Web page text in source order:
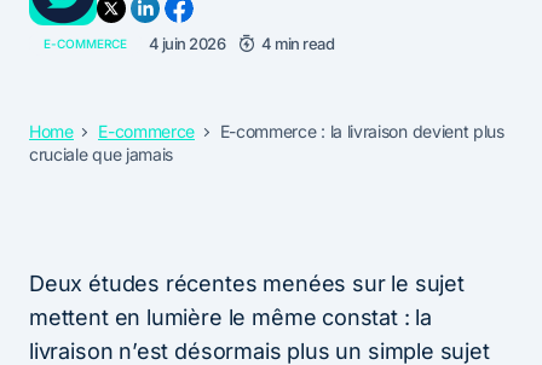
E-COMMERCE 4 juin 2026 4 min read
Home E-commerce
E-commerce : la livraison devient plus
cruciale que jamais
Deux études récentes menées sur le sujet
mettent en lumière le même constat : la
livraison n’est désormais plus un simple sujet